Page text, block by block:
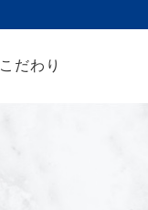
こだわり